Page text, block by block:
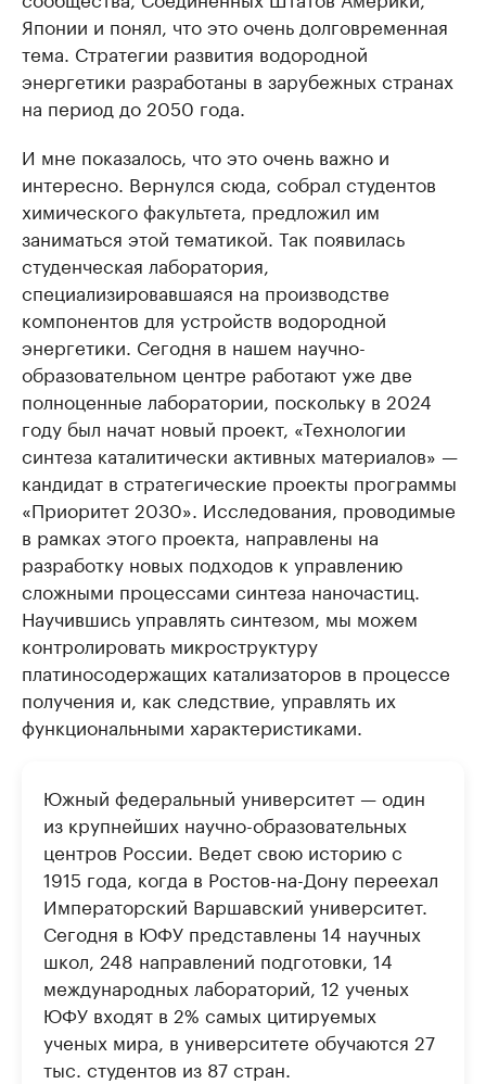
Японии и понял, что это очень долговременная
тема. Стратегии развития водородной
энергетики разработаны в зарубежных странах
на период до 2050 года.
И мне показалось, что это очень важно и
интересно. Вернулся сюда, собрал студентов
химического факультета, предложил им
заниматься этой тематикой. Так появилась
студенческая лаборатория,
специализировавшаяся на производстве
компонентов для устройств водородной
энергетики. Сегодня в нашем научно-
образовательном центре работают уже две
полноценные лаборатории, поскольку в 2024
году был начат новый проект, «Технологии
синтеза каталитически активных материалов» —
кандидат в стратегические проекты программы
«Приоритет 2030». Исследования, проводимые
в рамках этого проекта, направлены на
разработку новых подходов к управлению
сложными процессами синтеза наночастиц.
Научившись управлять синтезом, мы можем
контролировать микроструктуру
платиносодержащих катализаторов в процессе
получения и, как следствие, управлять их
функциональными характеристиками.
Южный федеральный университет — один
из крупнейших научно-образовательных
центров России. Ведет свою историю с
1915 года, когда в Ростов-на-Дону переехал
Императорский Варшавский университет.
Сегодня в ЮФУ представлены 14 научных
школ, 248 направлений подготовки, 14
международных лабораторий, 12 ученых
ЮФУ входят в 2% самых цитируемых
ученых мира, в университете обучаются 27
тыс. студентов из 87 стран.